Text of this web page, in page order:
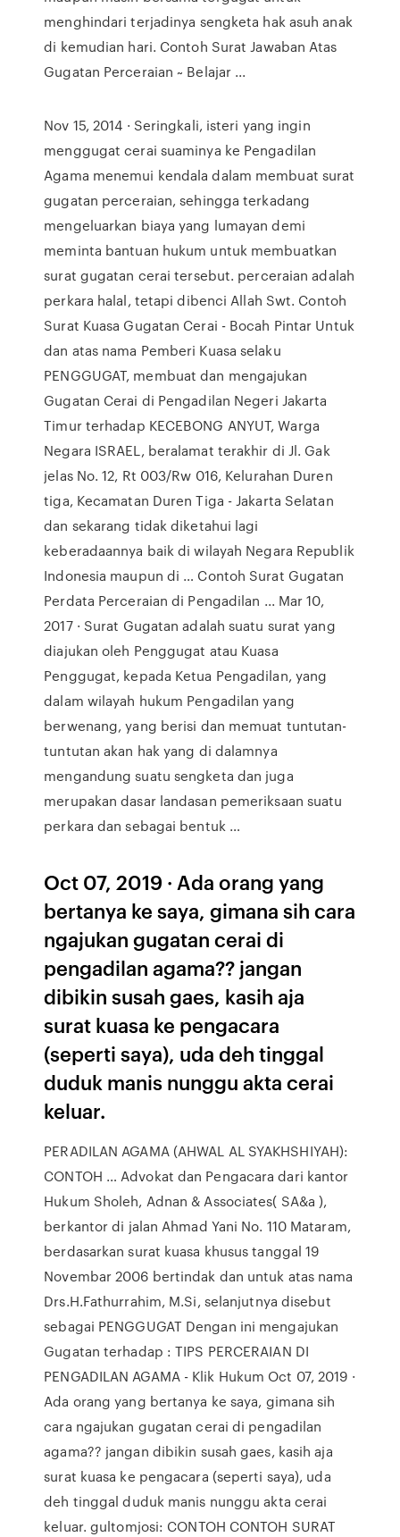
menghindari terjadinya sengketa hak asuh anak
di kemudian hari. Contoh Surat Jawaban Atas
Gugatan Perceraian ~ Belajar ...
Nov 15, 2014 · Seringkali, isteri yang ingin
menggugat cerai suaminya ke Pengadilan
Agama menemui kendala dalam membuat surat
gugatan perceraian, sehingga terkadang
mengeluarkan biaya yang lumayan demi
meminta bantuan hukum untuk membuatkan
surat gugatan cerai tersebut. perceraian adalah
perkara halal, tetapi dibenci Allah Swt. Contoh
Surat Kuasa Gugatan Cerai - Bocah Pintar Untuk
dan atas nama Pemberi Kuasa selaku
PENGGUGAT, membuat dan mengajukan
Gugatan Cerai di Pengadilan Negeri Jakarta
Timur terhadap KECEBONG ANYUT, Warga
Negara ISRAEL, beralamat terakhir di Jl. Gak
jelas No. 12, Rt 003/Rw 016, Kelurahan Duren
tiga, Kecamatan Duren Tiga - Jakarta Selatan
dan sekarang tidak diketahui lagi
keberadaannya baik di wilayah Negara Republik
Indonesia maupun di … Contoh Surat Gugatan
Perdata Perceraian di Pengadilan ... Mar 10,
2017 · Surat Gugatan adalah suatu surat yang
diajukan oleh Penggugat atau Kuasa
Penggugat, kepada Ketua Pengadilan, yang
dalam wilayah hukum Pengadilan yang
berwenang, yang berisi dan memuat tuntutan-
tuntutan akan hak yang di dalamnya
mengandung suatu sengketa dan juga
merupakan dasar landasan pemeriksaan suatu
perkara dan sebagai bentuk …
Oct 07, 2019 · Ada orang yang
bertanya ke saya, gimana sih cara
ngajukan gugatan cerai di
pengadilan agama?? jangan
dibikin susah gaes, kasih aja
surat kuasa ke pengacara
(seperti saya), uda deh tinggal
duduk manis nunggu akta cerai
keluar.
PERADILAN AGAMA (AHWAL AL SYAKHSHIYAH):
CONTOH … Advokat dan Pengacara dari kantor
Hukum Sholeh, Adnan & Associates( SA&a ),
berkantor di jalan Ahmad Yani No. 110 Mataram,
berdasarkan surat kuasa khusus tanggal 19
Novembar 2006 bertindak dan untuk atas nama
Drs.H.Fathurrahim, M.Si, selanjutnya disebut
sebagai PENGGUGAT Dengan ini mengajukan
Gugatan terhadap : TIPS PERCERAIAN DI
PENGADILAN AGAMA - Klik Hukum Oct 07, 2019 ·
Ada orang yang bertanya ke saya, gimana sih
cara ngajukan gugatan cerai di pengadilan
agama?? jangan dibikin susah gaes, kasih aja
surat kuasa ke pengacara (seperti saya), uda
deh tinggal duduk manis nunggu akta cerai
keluar. gultomjosi: CONTOH CONTOH SURAT